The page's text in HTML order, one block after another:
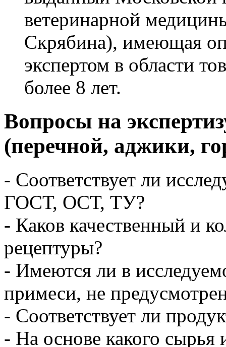
ветеринарной
Скрябина), имеющая
экспертом в области
более 8 лет.
Вопросы на
(перечной, аджики,
- Соответствует ли
ГОСТ, ОСТ, ТУ?
- Каков качественный и
рецептуры?
- Имеются ли в
примеси, не
- Соответствует ли
- На основе какого сырья